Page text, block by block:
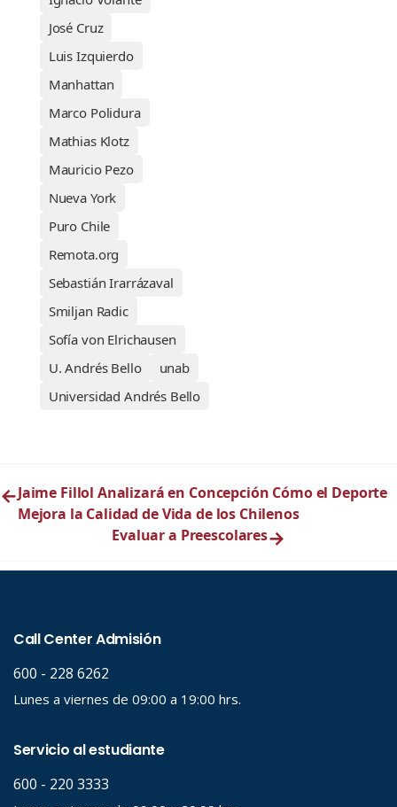
José Cruz
Luis Izquierdo
Manhattan
Marco Polidura
Mathias Klotz
Mauricio Pezo
Nueva York
Puro Chile
Remota.org
Sebastián Irarrázaval
Smiljan Radic
Sofía von Elrichausen
U. Andrés Bello
unab
Universidad Andrés Bello
←Jaime Fillol Analizará en Concepción Cómo el Deporte
Mejora la Calidad de Vida de los Chilenos
Evaluar a Preescolares→